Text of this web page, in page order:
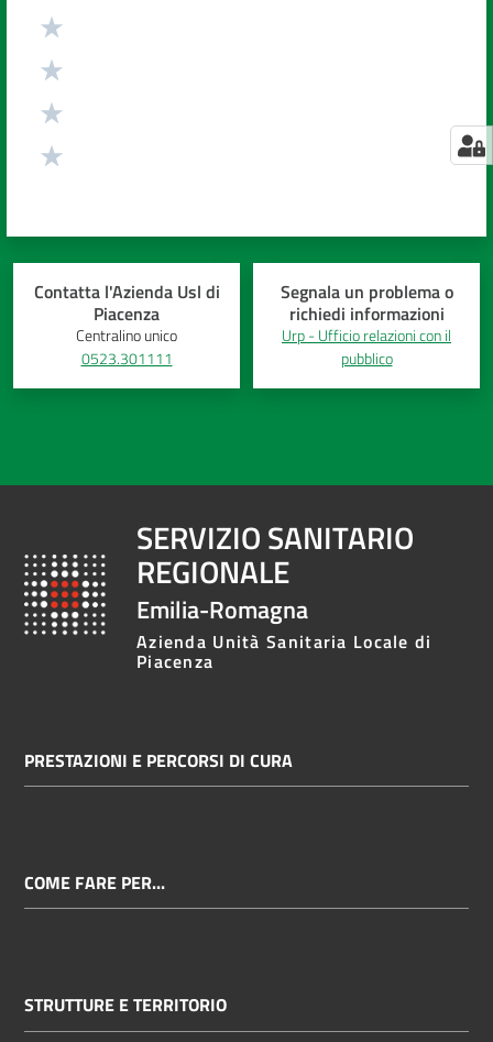
Contatta l'Azienda Usl di
Piacenza
Centralino unico
0523.301111
Segnala un problema o
richiedi informazioni
Urp - Ufficio relazioni con il
pubblico
SERVIZIO SANITARIO
REGIONALE
Emilia-Romagna
Azienda Unità Sanitaria Locale di
Piacenza
PRESTAZIONI E PERCORSI DI CURA
COME FARE PER...
STRUTTURE E TERRITORIO